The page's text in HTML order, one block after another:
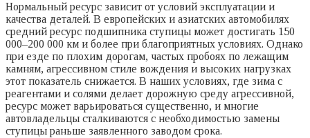
Нормальный ресурс зависит от условий эксплуатации и
качества деталей. В европейских и азиатских автомобилях
средний ресурс подшипника ступицы может достигать 150
000–200 000 км и более при благоприятных условиях. Однако
при езде по плохим дорогам, частых пробоях по лежащим
камням, агрессивном стиле вождения и высоких нагрузках
этот показатель снижается. В наших условиях, где зима с
реагентами и солями делает дорожную среду агрессивной,
ресурс может варьироваться существенно, и многие
автовладельцы сталкиваются с необходимостью замены
ступицы раньше заявленного заводом срока.